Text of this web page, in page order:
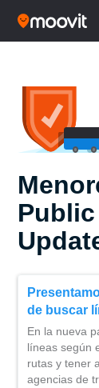
de buscar
En la nueva
líneas según
rutas y tener
agencias de